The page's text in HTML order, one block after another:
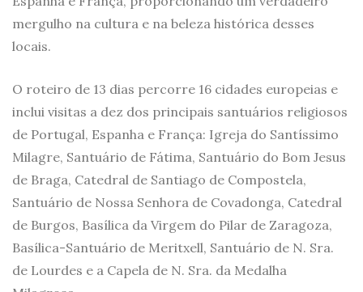
mergulho na cultura e na beleza histórica desses
locais.
O roteiro de 13 dias percorre 16 cidades europeias e
inclui visitas a dez dos principais santuários religiosos
de Portugal, Espanha e França: Igreja do Santíssimo
Milagre, Santuário de Fátima, Santuário do Bom Jesus
de Braga, Catedral de Santiago de Compostela,
Santuário de Nossa Senhora de Covadonga, Catedral
de Burgos, Basílica da Virgem do Pilar de Zaragoza,
Basílica-Santuário de Meritxell, Santuário de N. Sra.
de Lourdes e a Capela de N. Sra. da Medalha